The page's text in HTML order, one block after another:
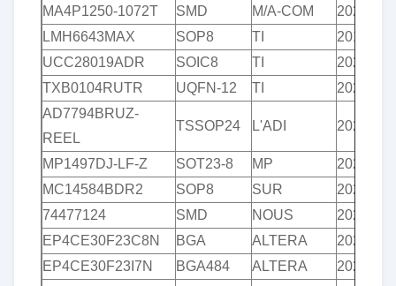
MA4P1250-1072T
SMD M/A-COM
2020+
LMH6643MAX
SOP8 TI
2018+
UCC28019ADR
SOIC8 TI
2020+
TXB0104RUTR
UQFN-12 TI
2020+
AD7794BRUZ-
REEL
TSSOP24 L'ADI 2020+
MP1497DJ-LF-Z SOT23-8 MP
2020+
MC14584BDR2
SOP8 SUR
2020+
74477124
SMD NOUS
2020+
EP4CE30F23C8N
BGA ALTERA
2020+
EP4CE30F23I7N
BGA484 ALTERA
2020+